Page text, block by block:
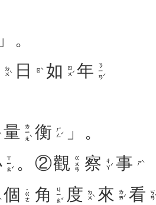
」。
ㄉㄨˋ 日 ㄖˋ 如 ㄖㄨˊ 年 ㄋㄧㄢˊ
量 ㄌㄧㄤˋ 衡 ㄏㄥˊ
」。
ㄒㄧㄠˇ 。②觀 ㄍㄨㄢ 察 ㄔㄚˊ 事 ㄕˋ
個 ˙ㄍㄜ 角 ㄐㄧㄠˇ 度 ㄉㄨˋ 來 ㄌㄞˊ 看 ㄎㄢˋ